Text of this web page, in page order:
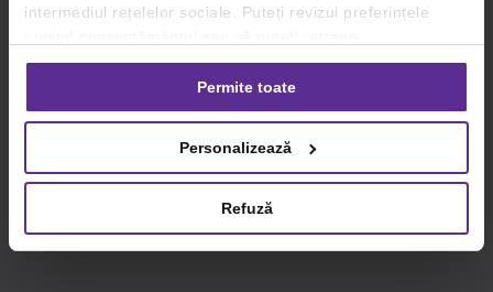
intermediul rețelelor sociale. Puteți revizui preferințele
consimțământul oricând, făcând click pe linkul către
setările dvs. de cookie-uri.
privind utilizarea modulelor cookie.Detalii
Permite toate
Personalizează
Refuză